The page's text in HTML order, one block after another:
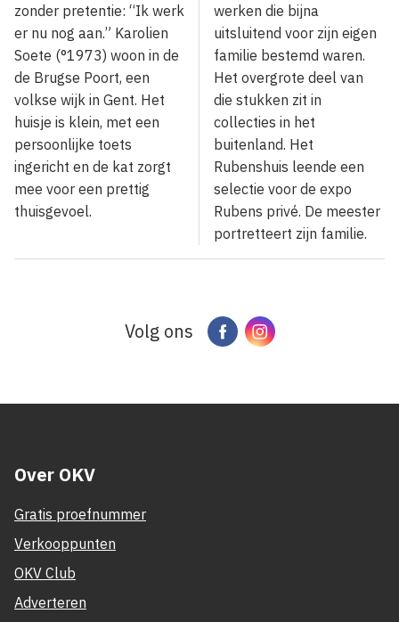
zonder pretentie: “Ik werk
er nu nog aan.” Karolien
Soete (°1973) woon in de
de Brugse Poort, een
volkse wijk in Gent. Het
huisje is klein, met een
persoonlijke toets
ingericht en de kat zorgt
mee voor een prettig
thuisgevoel.
werken die bijna
uitsluitend voor zijn eigen
familie bestemd waren.
Het overgrote deel van
die stukken zit in
collecties in het
buitenland. Het
Rubenshuis leende een
selectie voor de expo
Rubens privé. De meester
portretteert zijn familie.
Volg ons FacebookInstagram
Over OKV
Gratis proefnummer
Verkooppunten
OKV Club
Adverteren